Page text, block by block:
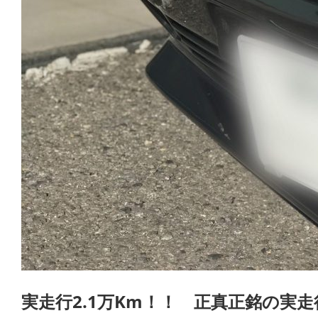
実走行2.1万Km！！ 正真正銘の実走